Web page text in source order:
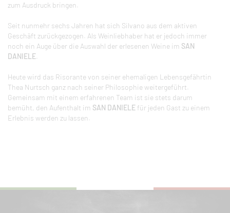
zum Ausdruck bringen.
Seit nunmehr sechs Jahren hat sich Silvano aus dem aktiven
Geschäft zurückgezogen. Als Weinliebhaber hat er jedoch immer
noch ein Auge über die Auswahl der erlesenen Weine im SAN
DANIELE.
Heute wird das Risorante von seiner ehemaligen Lebensgefährtin
Thea Nurtsch ganz nach seiner Philosophie weitergeführt.
Gemeinsam mit einem erfahrenen Team ist sie stets darum
bemüht, den Aufenthalt im SAN DANIELE für jeden Gast zu einem
Erlebnis werden zu lassen.